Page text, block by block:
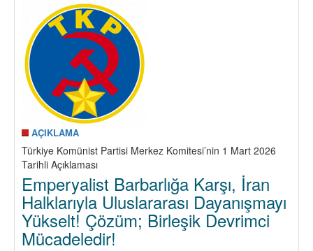
Partisi
Bildirisi:
AÇIKLAMA
Türkiye Komünist Partisi Merkez Komitesi’nin 1 Mart 2026
Tarihli Açıklaması
Emperyalist Barbarlığa Karşı, İran
Halklarıyla Uluslararası Dayanışmayı
Yükselt! Çözüm; Birleşik Devrimci
Mücadeledir!